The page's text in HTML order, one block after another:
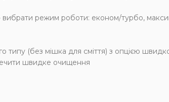
вибрати режим роботи: економ/турбо,
(без мішка для сміття) з опцією
швидке очищення